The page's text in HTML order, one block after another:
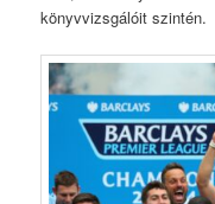
könyvvizsgálóit szintén.